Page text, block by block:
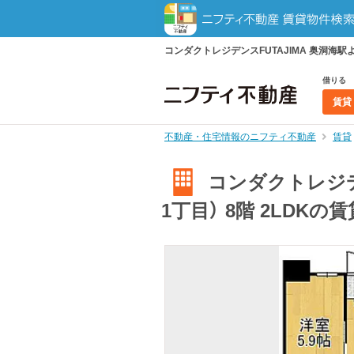
コンダクトレジデンスFUTAJIMA 奥洞海駅
借りる
賃貸
不動産・住宅情報のニフティ不動産 賃貸
コンダクトレジ
1丁目） 8階 2LDKの